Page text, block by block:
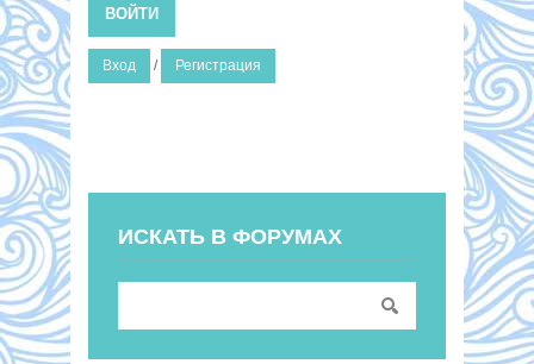
ВОЙТИ
Вход / Регистрация
ИСКАТЬ В ФОРУМАХ